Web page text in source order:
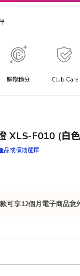
賺取積分 Club Care
XLS-F010 (白
品或價錢選擇
可享12個月電子商品意